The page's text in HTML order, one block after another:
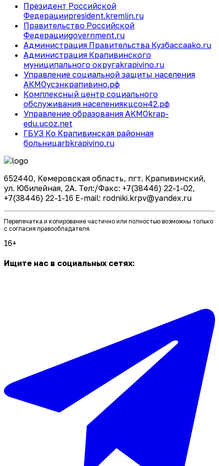
Президент Российской
Федерацииpresident.kremlin.ru
Правительство Российской
Федерацииgovernment.ru
Администрация Правительства Кузбассаako.ru
Администрация Крапивинского
муниципального округаkrapivino.ru
Управление социальной защиты населения
АКМОусзнкрапивино.рф
Комплексный центр социального
обслуживания населениякцсон42.рф
Управление образования АКМОkrap-
edu.ucoz.net
ГБУЗ Ко Крапивинская районная
больницаrbkrapivino.ru
652440, Кемеровская область, пгт. Крапивинский,
ул. Юбилейная, 2А. Тел:/Факс: +7(38446) 22-1-02,
+7(38446) 22-1-16 E-mail: rodniki.krpv@yandex.ru
Перепечатка и копирование частично или полностью возможны только
с согласия правообладателя.
16+
Ищите нас в социальных сетях: